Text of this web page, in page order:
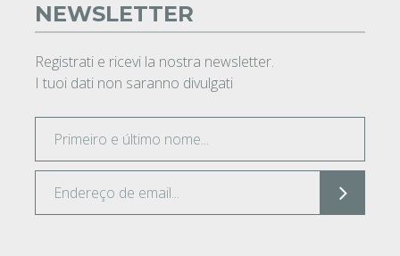
NEWSLETTER
Registrati e ricevi la nostra newsletter.
I tuoi dati non saranno divulgati